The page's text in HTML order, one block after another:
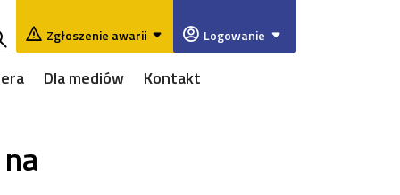
Zgłoszenie awarii Logowanie
Dla mediów Kontakt